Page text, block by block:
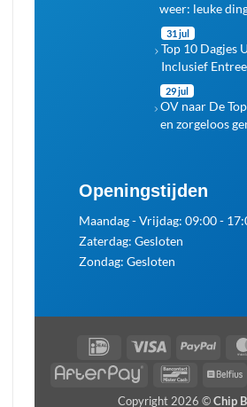
weer: leuke
31 jul
Top 10 Dagjes
Inclusief
29 jul
OV naar De
en zorgeloos
Openingstijden
Maandag - Vrijdag: 09:00 -
Zaterdag: Gesloten
Zondag: Gesloten
IDeal Visa
AfterPay
Bancontact
Copyright 2026 ©Chip